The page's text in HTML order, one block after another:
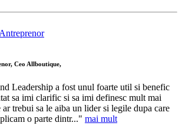
Ceo Allboutique,
Leadership a fost unul foarte util si benefic
sa imi clarific si sa imi definesc mult mai
trebui sa le aiba un lider si legile dupa care
o parte dintr..." mai mult